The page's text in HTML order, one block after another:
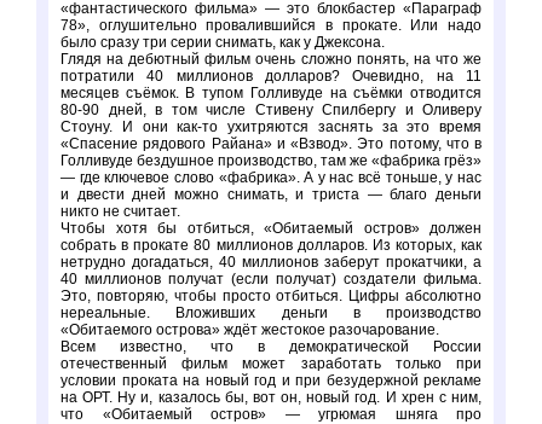
«фантастического фильма» — это блокбастер «Параграф
78», оглушительно провалившийся в прокате. Или надо
было сразу три серии снимать, как у Джексона.
Глядя на дебютный фильм очень сложно понять, на что же
потратили 40 миллионов долларов? Очевидно, на 11
месяцев съёмок. В тупом Голливуде на съёмки отводится
80-90 дней, в том числе Стивену Спилбергу и Оливеру
Стоуну. И они как-то ухитряются заснять за это время
«Спасение рядового Райана» и «Взвод». Это потому, что в
Голливуде бездушное производство, там же «фабрика грёз»
— где ключевое слово «фабрика». А у нас всё тоньше, у нас
и двести дней можно снимать, и триста — благо деньги
никто не считает.
Чтобы хотя бы отбиться, «Обитаемый остров» должен
собрать в прокате 80 миллионов долларов. Из которых, как
нетрудно догадаться, 40 миллионов заберут прокатчики, а
40 миллионов получат (если получат) создатели фильма.
Это, повторяю, чтобы просто отбиться. Цифры абсолютно
нереальные. Вложивших деньги в производство
«Обитаемого острова» ждёт жестокое разочарование.
Всем известно, что в демократической России
отечественный фильм может заработать только при
условии проката на новый год и при безудержной рекламе
на ОРТ. Ну и, казалось бы, вот он, новый год. И хрен с ним,
что «Обитаемый остров» — угрюмая шняга про